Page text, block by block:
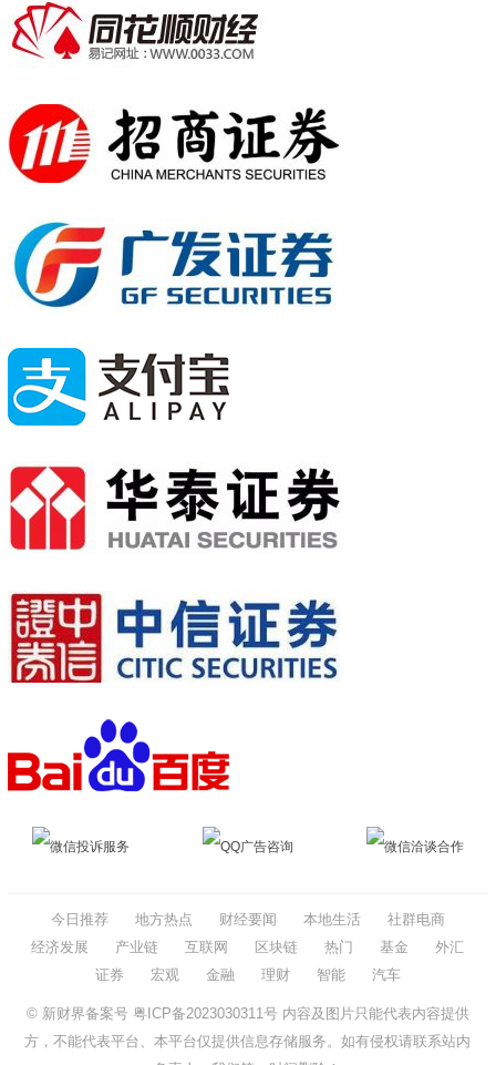
微信投诉服务 QQ广告咨询 微信洽谈合作
今日推荐 地方热点 财经要闻 本地生活
社群电商
经济发展
产业链 互联网 区块链 热门 基金
外汇
证券
宏观 金融 理财 智能 汽车
© 新财界备案号 粤ICP备2023030311号内容及图片只能代表内容提供
方，不能代表平台、本平台仅提供信息存储服务。如有侵权请联系站内